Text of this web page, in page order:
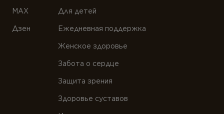
Комплексы
Белок и аминокислоты
Коэнзим
Растения
Ферменты
MAX
Дзен
Для детей
Ежедневная поддержка
Женское здоровье
Забота о сердце
Защита зрения
Здоровье суставов